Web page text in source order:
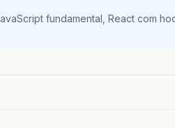
fundamental, React com